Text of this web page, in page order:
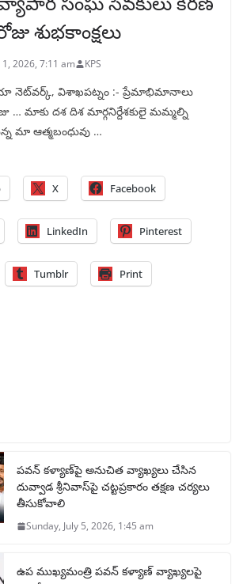
శుభకాంక్షలు
2026, 7:11 am KPS
నెట్‌వర్క్, విశాఖపట్నం :- ప్రేమాభిమానాలు
మాకు దశ దిశ మార్గనిర్దేశకులై మమ్మల్ని
మా ఆత్మబంధువు …
X Facebook
LinkedIn Pinterest
Tumblr Print
పవన్ కళ్యాణ్‌పై అనుచిత వ్యాఖ్యలు చేసిన
దువ్వాడ శ్రీనివాస్‌పై చట్టప్రకారం తక్షణ చర్యలు
తీసుకోవాలి
Sunday, July 5, 2026, 1:45 am
ఉప ముఖ్యమంత్రి పవన్ కళ్యాణ్ వ్యాఖ్యలపై